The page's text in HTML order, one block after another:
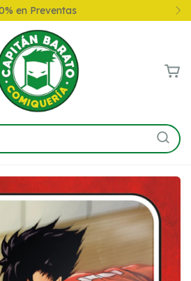
en Preventas